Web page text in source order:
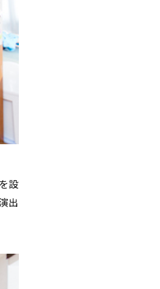
設
出